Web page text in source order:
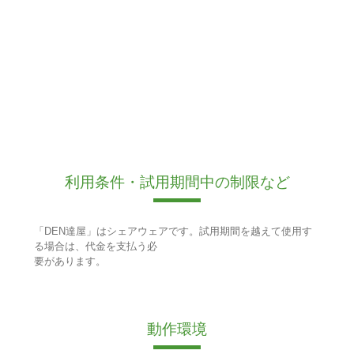
利用条件・試用期間中の制限など
「DEN達屋」はシェアウェアです。試用期間を越えて使用す
る場合は、代金を支払う必
要があります。
動作環境